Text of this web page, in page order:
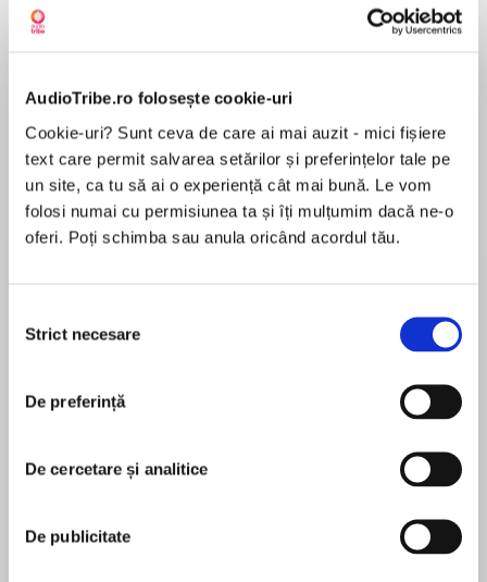
AudioTribe.ro folosește cookie-uri
Cookie-uri? Sunt ceva de care ai mai auzit - mici fișiere
text care permit salvarea setărilor și preferințelor tale pe
un site, ca tu să ai o experiență cât mai bună. Le vom
folosi numai cu permisiunea ta și îți mulțumim dacă ne-o
oferi. Poți schimba sau anula oricând acordul tău.
consimțământului
Strict necesare
De preferință
De cercetare și analitice
De publicitate
Elita de Argint (Elita
Diavolul se îmbracă de
Desprecarte
terrific time. From the basics—housebreaking,
feeding, training—to the latest on doggie day
designer breeds, you get everything you need to
playful, well-mannered dog.
MAI MULT
pentru această carte
Sarah Hodgson has run Simply Sarah, a dog